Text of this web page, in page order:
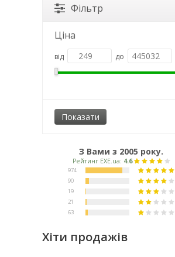
Фільтр
Ціна
від до
З Вами з 2005 року.
Хіти продажів